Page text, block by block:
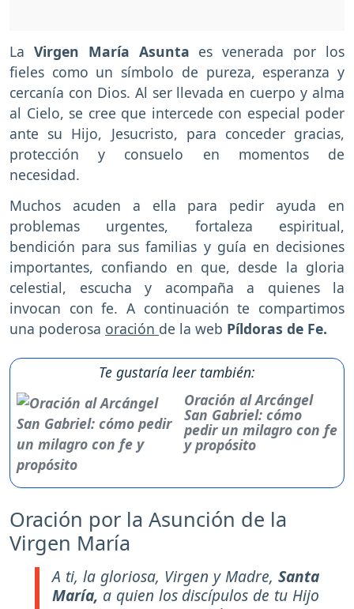
La Virgen María Asunta es venerada por los
fieles como un símbolo de pureza, esperanza y
cercanía con Dios. Al ser llevada en cuerpo y alma
al Cielo, se cree que intercede con especial poder
ante su Hijo, Jesucristo, para conceder gracias,
protección y consuelo en momentos de
necesidad.
Muchos acuden a ella para pedir ayuda en
problemas urgentes, fortaleza espiritual,
bendición para sus familias y guía en decisiones
importantes, confiando en que, desde la gloria
celestial, escucha y acompaña a quienes la
invocan con fe. A continuación te compartimos
una poderosa oración de la web Píldoras de Fe.
Te gustaría leer también:
Oración al Arcángel
San Gabriel: cómo
pedir un milagro con fe
y propósito
Oración por la Asunción de la
Virgen María
A ti, la gloriosa, Virgen y Madre, Santa
María, a quien los discípulos de tu Hijo